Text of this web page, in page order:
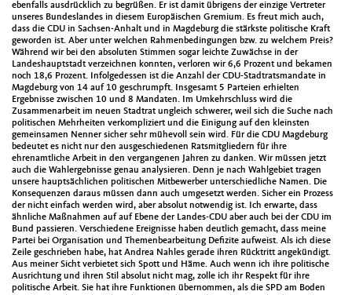
ebenfalls ausdrücklich zu begrüßen. Er ist damit übrigens der einzige Vertreter
unseres Bundeslandes in diesem Europäischen Gremium. Es freut mich auch,
dass die CDU in Sachsen-Anhalt und in Magdeburg die stärkste politische Kraft
geworden ist. Aber unter welchen Rahmenbedingungen bzw. zu welchem Preis?
Während wir bei den absoluten Stimmen sogar leichte Zuwächse in der
Landeshauptstadt verzeichnen konnten, verloren wir 6,6 Prozent und bekamen
noch 18,6 Prozent. Infolgedessen ist die Anzahl der CDU-Stadtratsmandate in
Magdeburg von 14 auf 10 geschrumpft. Insgesamt 5 Parteien erhielten
Ergebnisse zwischen 10 und 8 Mandaten. Im Umkehrschluss wird die
Zusammenarbeit im neuen Stadtrat ungleich schwerer, weil sich die Suche nach
politischen Mehrheiten verkompliziert und die Einigung auf den kleinsten
gemeinsamen Nenner sicher sehr mühevoll sein wird. Für die CDU Magdeburg
bedeutet es nicht nur den ausgeschiedenen Ratsmitgliedern für ihre
ehrenamtliche Arbeit in den vergangenen Jahren zu danken. Wir müssen jetzt
auch die Wahlergebnisse genau analysieren. Denn je nach Wahlgebiet tragen
unsere hauptsächlichen politischen Mitbewerber unterschiedliche Namen. Die
Konsequenzen daraus müssen dann auch umgesetzt werden. Sicher ein Prozess
der nicht einfach werden wird, aber absolut notwendig ist. Ich erwarte, dass
ähnliche Maßnahmen auf auf Ebene der Landes-CDU aber auch bei der CDU im
Bund passieren. Verschiedene Ereignisse haben deutlich gemacht, dass meine
Partei bei Organisation und Themenbearbeitung Defizite aufweist. Als ich diese
Zeile geschrieben habe, hat Andrea Nahles gerade ihren Rücktritt angekündigt.
Aus meiner Sicht verbietet sich Spott und Häme. Auch wenn ich ihre politische
Ausrichtung und ihren Stil absolut nicht mag, zolle ich ihr Respekt für ihre
politische Arbeit. Sie hat ihre Funktionen übernommen, als die SPD am Boden